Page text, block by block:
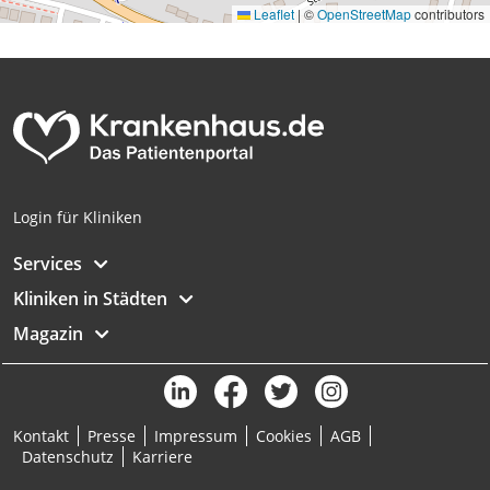
Leaflet | ©OpenStreetMapcontributors
Login für Kliniken
Services
Kliniken in Städten
Magazin
Kontakt Presse Impressum Cookies
AGB
Datenschutz
Karriere
oder Kombinationen von Daten aus
Entwicklung und Verbesserung der
Angebote
Verwendung genauer Standortdaten
Informationen identifizieren
Nicht-IAB-Verarbeitungszwecke:
Performance